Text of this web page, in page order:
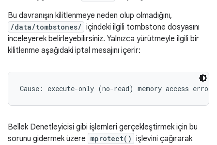
Bu davranışın kilitlenmeye neden olup olmadığını,
/data/tombstones/ içindeki ilgili tombstone dosyasını
inceleyerek belirleyebilirsiniz. Yalnızca yürütmeyle ilgili bir
kilitlenme aşağıdaki iptal mesajını içerir:
Bellek Denetleyicisi gibi işlemleri gerçekleştirmek için bu
sorunu gidermek üzere mprotect() işlevini çağırarak